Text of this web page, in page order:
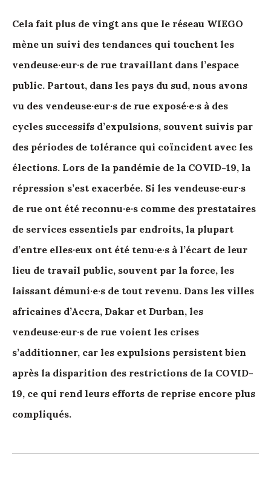
Cela fait plus de vingt ans que le réseau WIEGO
mène un suivi des tendances qui touchent les
vendeuse·eur·s de rue travaillant dans l’espace
public. Partout, dans les pays du sud, nous avons
vu des vendeuse·eur·s de rue exposé·e·s à des
cycles successifs d’expulsions, souvent suivis par
des périodes de tolérance qui coïncident avec les
élections. Lors de la pandémie de la COVID-19, la
répression s’est exacerbée. Si les vendeuse·eur·s
de rue ont été reconnu·e·s comme des prestataires
de services essentiels par endroits, la plupart
d’entre elles·eux ont été tenu·e·s à l’écart de leur
lieu de travail public, souvent par la force, les
laissant démuni·e·s de tout revenu. Dans les villes
africaines d’Accra, Dakar et Durban, les
vendeuse·eur·s de rue voient les crises
s’additionner, car les expulsions persistent bien
après la disparition des restrictions de la COVID-
19, ce qui rend leurs efforts de reprise encore plus
compliqués.